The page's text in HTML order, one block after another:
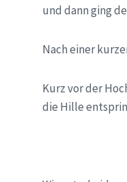
und dann ging
Nach einer
Kurz vor der
die Hille